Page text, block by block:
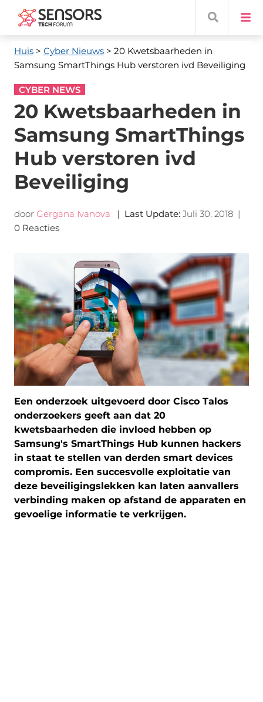
Huis> Cyber ​​Nieuws> 20 Kwetsbaarheden in
Samsung SmartThings Hub verstoren ivd Beveiliging
CYBER NEWS
20 Kwetsbaarheden in
Samsung SmartThings
Hub verstoren ivd
Beveiliging
door Gergana Ivanova | Last Update: Juli 30, 2018|
0 Reacties
Een onderzoek uitgevoerd door Cisco Talos
onderzoekers geeft aan dat 20
kwetsbaarheden die invloed hebben op
Samsung's SmartThings Hub kunnen hackers
in staat te stellen van derden smart devices
compromis. Een succesvolle exploitatie van
deze beveiligingslekken kan laten aanvallers
verbinding maken op afstand de apparaten en
gevoelige informatie te verkrijgen.